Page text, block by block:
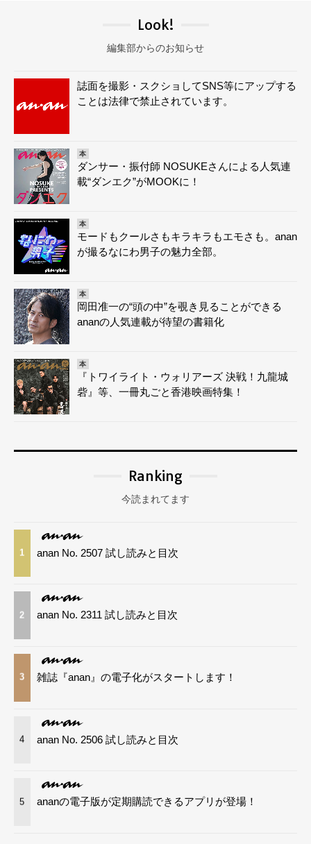
Look!
編集部からのお知らせ
誌面を撮影・スクショしてSNS等にアップする
ことは法律で禁止されています。
本
ダンサー・振付師 NOSUKEさんによる人気連
載“ダンエク”がMOOKに！
本
モードもクールさもキラキラもエモさも。anan
が撮るなにわ男子の魅力全部。
本
岡田准一の“頭の中”を覗き見ることができる
ananの人気連載が待望の書籍化
本
『トワイライト・ウォリアーズ 決戦！九龍城
砦』等、一冊丸ごと香港映画特集！
Ranking
今読まれてます
1 anan No. 2507 試し読みと目次
2 anan No. 2311 試し読みと目次
3 雑誌『anan』の電子化がスタートします！
4 anan No. 2506 試し読みと目次
5 ananの電子版が定期購読できるアプリが登場！